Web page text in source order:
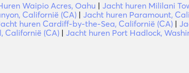
Waipio Acres, Oahu | Jacht huren Mililani
Californië (CA) | Jacht huren Paramount,
huren Cardiff-by-the-Sea, Californië (CA) |
Californië (CA) | Jacht huren Port Hadlock,